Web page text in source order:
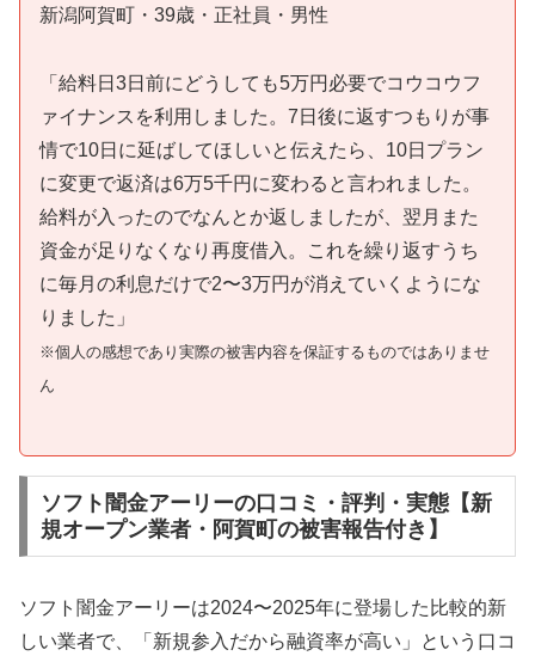
新潟阿賀町・39歳・正社員・男性
「給料日3日前にどうしても5万円必要でコウコウフ
ァイナンスを利用しました。7日後に返すつもりが事
情で10日に延ばしてほしいと伝えたら、10日プラン
に変更で返済は6万5千円に変わると言われました。
給料が入ったのでなんとか返しましたが、翌月また
資金が足りなくなり再度借入。これを繰り返すうち
に毎月の利息だけで2〜3万円が消えていくようにな
りました」
※個人の感想であり実際の被害内容を保証するものではありませ
ん
ソフト闇金アーリーの口コミ・評判・実態【新
規オープン業者・阿賀町の被害報告付き】
ソフト闇金アーリーは2024〜2025年に登場した比較的新
しい業者で、「新規参入だから融資率が高い」という口コ